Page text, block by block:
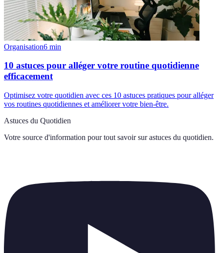
Organisation6 min
10 astuces pour alléger votre routine quotidienne
efficacement
Optimisez votre quotidien avec ces 10 astuces pratiques pour alléger
vos routines quotidiennes et améliorer votre bien-être.
Astuces du Quotidien
Votre source d'information pour tout savoir sur astuces du quotidien.